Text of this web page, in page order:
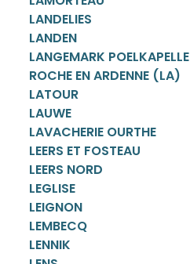
LANDELIES
LANDEN
LANGEMARK POELKAPELLE
ROCHE EN ARDENNE (LA)
LATOUR
LAUWE
LAVACHERIE OURTHE
LEERS ET FOSTEAU
LEERS NORD
LEGLISE
LEIGNON
LEMBECQ
LENNIK